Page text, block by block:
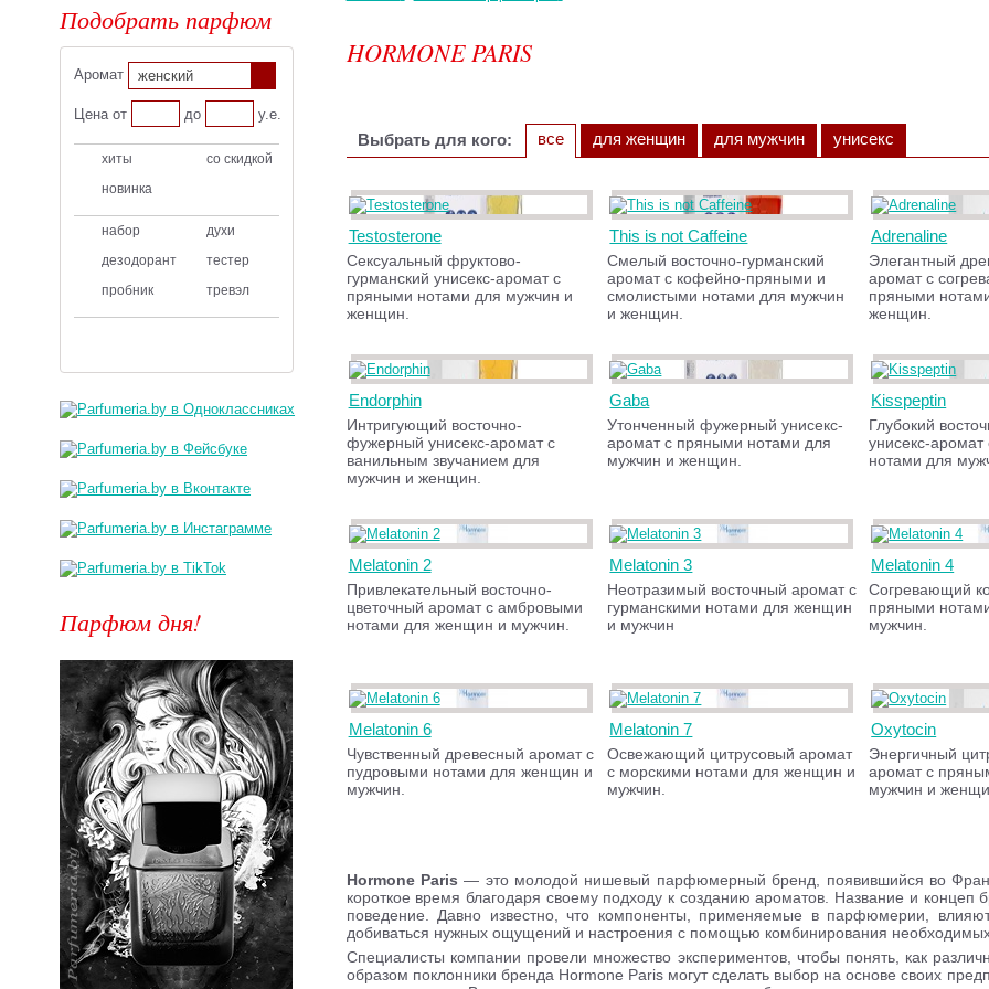
HORMONE PARIS
Выбрать для кого: все для женщин для мужчин унисекс
Testosterone
Сексуальный фруктово-
гурманский унисекс-аромат с
пряными нотами для мужчин и
женщин.
This is not Caffeine
Смелый восточно-гурманский
аромат с кофейно-пряными и
смолистыми нотами для мужчин
и женщин.
Adrenaline
Элегантный
аромат с
пряными
женщин.
Endorphin
Интригующий восточно-
фужерный унисекс-аромат с
ванильным звучанием для
мужчин и женщин.
Gaba
Утонченный фужерный унисекс-
аромат с пряными нотами для
мужчин и женщин.
Kisspeptin
Глубокий
унисекс-
нотами для
Melatonin 2
Привлекательный восточно-
цветочный аромат с амбровыми
нотами для женщин и мужчин.
Melatonin 3
Неотразимый восточный аромат с
гурманскими нотами для женщин
и мужчин
Melatonin 4
Согревающий
пряными
мужчин.
Melatonin 6
Чувственный древесный аромат с
пудровыми нотами для женщин и
мужчин.
Melatonin 7
Освежающий цитрусовый аромат
с морскими нотами для женщин и
мужчин.
Oxytocin
Энергичный
аромат с
мужчин и
Hormone Paris — это молодой нишевый парфюмерный бренд, появившийся во
короткое время благодаря своему подходу к созданию ароматов. Название и
поведение. Давно известно, что компоненты, применяемые в парфюмерии,
добиваться нужных ощущений и настроения с помощью комбинирования
Специалисты компании провели множество экспериментов, чтобы понять, как
образом поклонники бренда Hormone Paris могут сделать выбор на основе своих
Подобрать парфюм
Аромат женский
Цена от до у.е.
хиты
со скидкой
новинка
набор
духи
дезодорант
тестер
пробник
тревэл
Парфюм дня!